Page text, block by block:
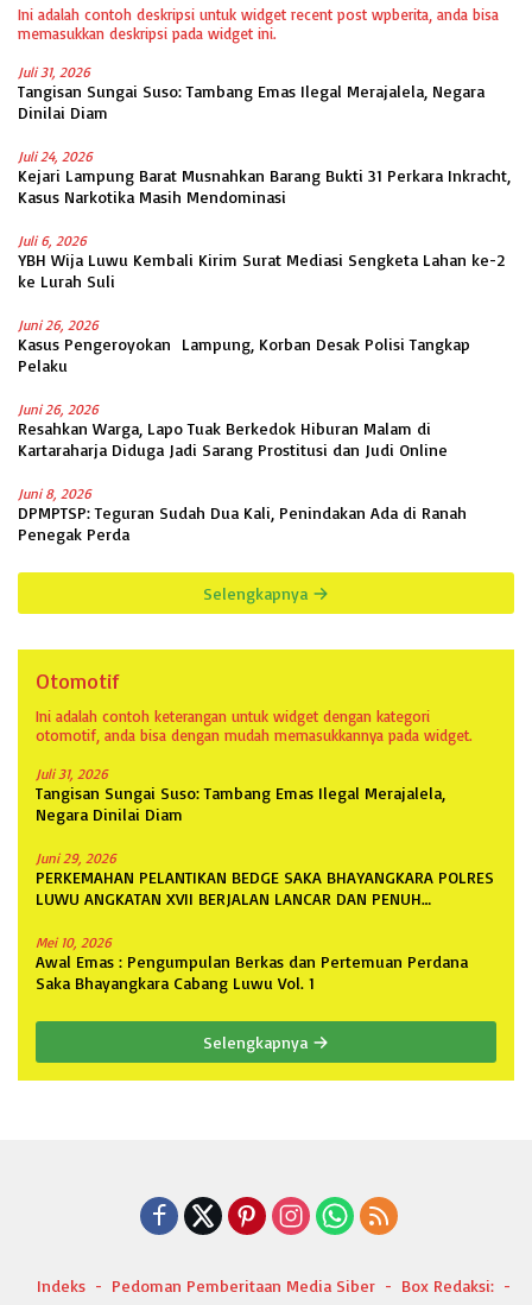
Ini adalah contoh deskripsi untuk widget recent post wpberita, anda bisa
memasukkan deskripsi pada widget ini.
Juli 31, 2026
Tangisan Sungai Suso: Tambang Emas Ilegal Merajalela, Negara
Dinilai Diam
Juli 24, 2026
Kejari Lampung Barat Musnahkan Barang Bukti 31 Perkara Inkracht,
Kasus Narkotika Masih Mendominasi
Juli 6, 2026
YBH Wija Luwu Kembali Kirim Surat Mediasi Sengketa Lahan ke-2
ke Lurah Suli
Juni 26, 2026
Kasus Pengeroyokan Lampung, Korban Desak Polisi Tangkap
Pelaku
Juni 26, 2026
Resahkan Warga, Lapo Tuak Berkedok Hiburan Malam di
Kartaraharja Diduga Jadi Sarang Prostitusi dan Judi Online
Juni 8, 2026
DPMPTSP: Teguran Sudah Dua Kali, Penindakan Ada di Ranah
Penegak Perda
Selengkapnya
Otomotif
Ini adalah contoh keterangan untuk widget dengan kategori
otomotif, anda bisa dengan mudah memasukkannya pada widget.
Juli 31, 2026
Tangisan Sungai Suso: Tambang Emas Ilegal Merajalela,
Negara Dinilai Diam
Juni 29, 2026
PERKEMAHAN PELANTIKAN BEDGE SAKA BHAYANGKARA POLRES
LUWU ANGKATAN XVII BERJALAN LANCAR DAN PENUH
Mei 10, 2026
Awal Emas : Pengumpulan Berkas dan Pertemuan Perdana
Saka Bhayangkara Cabang Luwu Vol. 1
Selengkapnya
Indeks Pedoman Pemberitaan Media Siber
Box Redaksi: